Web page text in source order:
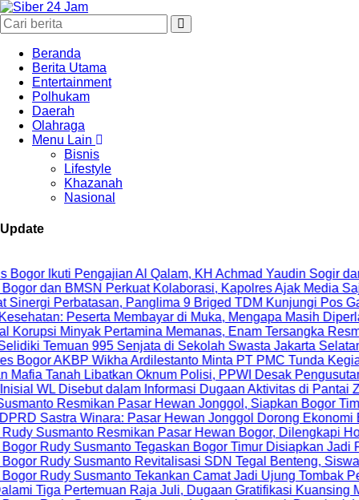
Beranda
Berita Utama
Entertainment
Polhukam
Daerah
Olahraga
Menu Lain
Bisnis
Lifestyle
Khazanah
Nasional
Update
Pengajian Al Qalam, KH Achmad Yaudin Sogir dan Gus
Perkuat Kolaborasi, Kapolres Ajak Media Sajikan
Panglima 9 Briged TDM Kunjungi Pos Gabma
Peserta Membayar di Muka, Mengapa Masih Diperlakukan
Pertamina Memanas, Enam Tersangka Resmi Diseret
995 Senjata di Sekolah Swasta Jakarta Selatan
Wikha Ardilestanto Minta PT PMC Tunda Kegiatan Demi
Libatkan Oknum Polisi, PPWI Desak Pengusutan Tuntas
dalam Informasi Dugaan Aktivitas di Pantai Zore, Bea
Pasar Hewan Jonggol, Siapkan Bogor Timur Jadi
Winara: Pasar Hewan Jonggol Dorong Ekonomi Bogor
Resmikan Pasar Hewan Bogor, Dilengkapi Hotel
Susmanto Tegaskan Bogor Timur Disiapkan Jadi Pusat
Susmanto Revitalisasi SDN Tegal Benteng, Siswa Kini
Susmanto Tekankan Camat Jadi Ujung Tombak Pelayanan
Raja Juli, Dugaan Gratifikasi Kuansing Menguat